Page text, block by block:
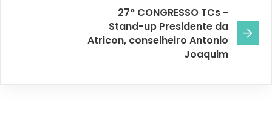
27° CONGRESSO TCs -
Stand-up Presidente da
Atricon, conselheiro Antonio
Joaquim